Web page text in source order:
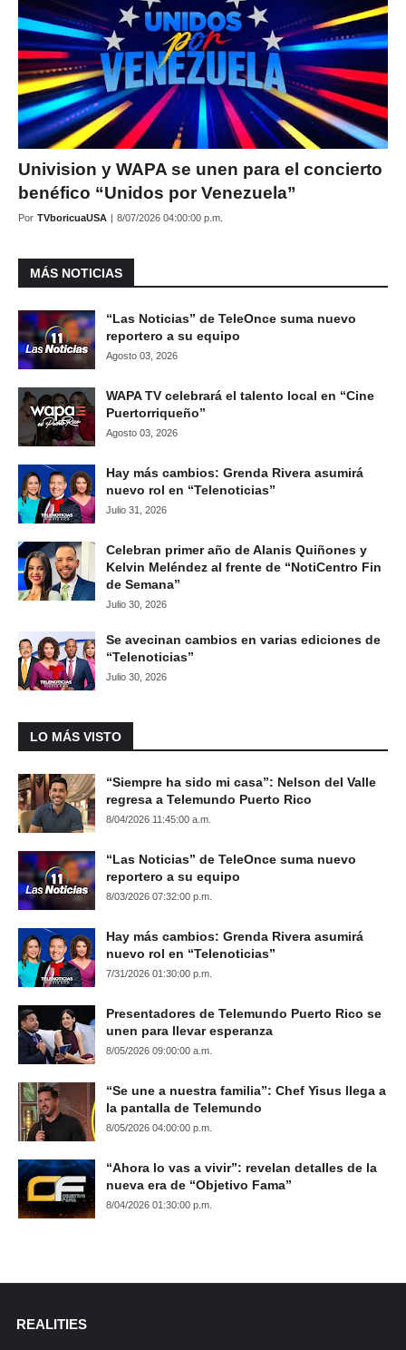
Univision y WAPA se unen para el concierto
benéfico “Unidos por Venezuela”
Por TVboricuaUSA | 8/07/2026 04:00:00 p.m.
MÁS NOTICIAS
“Las Noticias” de TeleOnce suma nuevo
reportero a su equipo
Agosto 03, 2026
WAPA TV celebrará el talento local en “Cine
Puertorriqueño”
Agosto 03, 2026
Hay más cambios: Grenda Rivera asumirá
nuevo rol en “Telenoticias”
Julio 31, 2026
Celebran primer año de Alanis Quiñones y
Kelvin Meléndez al frente de “NotiCentro Fin
de Semana”
Julio 30, 2026
Se avecinan cambios en varias ediciones de
“Telenoticias”
Julio 30, 2026
LO MÁS VISTO
“Siempre ha sido mi casa”: Nelson del Valle
regresa a Telemundo Puerto Rico
8/04/2026 11:45:00 a.m.
“Las Noticias” de TeleOnce suma nuevo
reportero a su equipo
8/03/2026 07:32:00 p.m.
Hay más cambios: Grenda Rivera asumirá
nuevo rol en “Telenoticias”
7/31/2026 01:30:00 p.m.
Presentadores de Telemundo Puerto Rico se
unen para llevar esperanza
8/05/2026 09:00:00 a.m.
“Se une a nuestra familia”: Chef Yisus llega a
la pantalla de Telemundo
8/05/2026 04:00:00 p.m.
“Ahora lo vas a vivir”: revelan detalles de la
nueva era de “Objetivo Fama”
8/04/2026 01:30:00 p.m.
REALITIES